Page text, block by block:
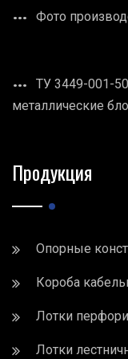
Фото
ТУ 3449-001-
металлические
Продукция
Опорные
Короба
Лотки
Лотки